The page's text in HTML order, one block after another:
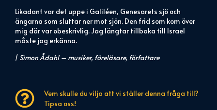
Likadant var det uppe i Galiléen, Genesarets sjö och
ängarna som sluttar ner mot sjön. Den frid som kom över
mig där var obeskrivlig. Jag längtar tillbaka till Israel
måste jag erkänna.
/ Simon Ådahl – musiker, föreläsare, författare
Vem skulle du vilja att vi ställer denna fråga till?
Tipsa oss!